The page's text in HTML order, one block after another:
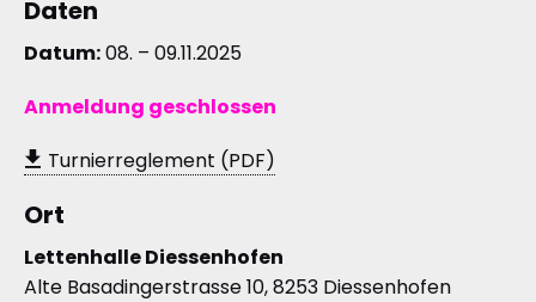
Daten
Datum:08. – 09.11.2025
Anmeldung geschlossen
Turnierreglement (PDF)
Ort
Lettenhalle Diessenhofen
Alte Basadingerstrasse 10, 8253 Diessenhofen